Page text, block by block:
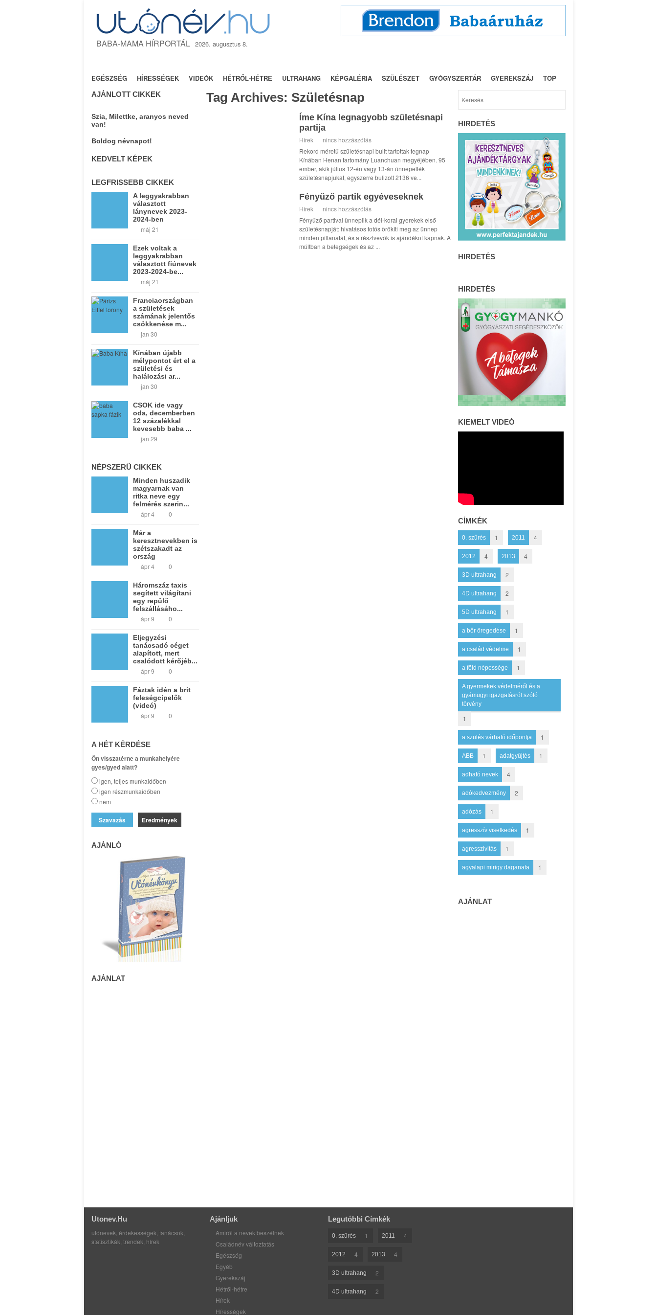
BABA-MAMA HÍRPORTÁL 2026. augusztus 8.
EGÉSZSÉG HÍRESSÉGEK VIDEÓK HÉTRŐL-HÉTRE ULTRAHANG KÉPGALÉRIA SZÜLÉSZET GYÓGYSZERTÁR GYEREKSZÁJ TOP
Tag Archives: Születésnap
Íme Kína legnagyobb születésnapi
partija
Hírek
nincs hozzászólás
Rekord méretű születésnapi bulit tartottak tegnap
Kínában Henan tartomány Luanchuan megyéjében. 95
ember, akik július 12-én vagy 13-án ünnepelték
születésnapjukat, egyszerre bulizott 2136 ve...
Fényűző partik egyéveseknek
Hírek
nincs hozzászólás
Fényűző partival ünneplik a dél-korai gyerekek első
születésnapját: hivatásos fotós örökíti meg az ünnep
minden pillanatát, és a résztvevők is ajándékot kapnak. A
múltban a betegségek és az ...
AJÁNLOTT CIKKEK
Szia, Milettke, aranyos neved
van!
Boldog névnapot!
KEDVELT KÉPEK
LEGFRISSEBB CIKKEK
A leggyakrabban
választott
lánynevek 2023-
2024-ben
máj 21
Ezek voltak a
leggyakrabban
választott fiúnevek
2023-2024-be...
máj 21
Franciaországban
a születések
számának jelentős
csökkenése m...
jan 30
Kínában újabb
mélypontot ért el a
születési és
halálozási ar...
jan 30
CSOK ide vagy
oda, decemberben
12 százalékkal
kevesebb baba ...
jan 29
NÉPSZERŰ CIKKEK
Minden huszadik
magyarnak van
ritka neve egy
felmérés szerin...
ápr 4 0
Már a
keresztnevekben is
szétszakadt az
ország
ápr 4 0
Háromszáz taxis
segített világítani
egy repülő
felszállásáho...
ápr 9 0
Eljegyzési
tanácsadó céget
alapított, mert
csalódott kérőjéb...
ápr 9 0
Fáztak idén a brit
feleségcipelők
(videó)
ápr 9 0
A HÉT KÉRDÉSE
Ön visszatérne a munkahelyére
gyes/gyed alatt?
igen, teljes munkaidőben
igen részmunkaidőben
nem
Eredmények
AJÁNLÓ
AJÁNLAT
HIRDETÉS
HIRDETÉS
HIRDETÉS
KIEMELT VIDEÓ
CÍMKÉK
0. szűrés 1 2011 4
2012 4 2013 4
3D ultrahang 2
4D ultrahang 2
5D ultrahang 1
a bőr öregedése 1
a család védelme 1
a föld népessége 1
A gyermekek védelméről és a
gyámügyi igazgatásról szóló
törvény
1
a szülés várható időpontja 1
ABB 1 adatgyűjtés 1
adható nevek 4
adókedvezmény 2
adózás 1
agresszív viselkedés 1
agresszivitás 1
agyalapi mirigy daganata 1
AJÁNLAT
Utonev.hu
utónevek, érdekességek, tanácsok,
statisztikák, trendek, hírek
Ajánljuk
Amiről a nevek beszélnek
Családnév változtatás
Egészség
Egyéb
Gyerekszáj
Hétről-hétre
Hírek
Hírességek
Legutóbbi Címkék
0. szűrés 1 2011 4
2012 4 2013 4
3D ultrahang 2
4D ultrahang 2